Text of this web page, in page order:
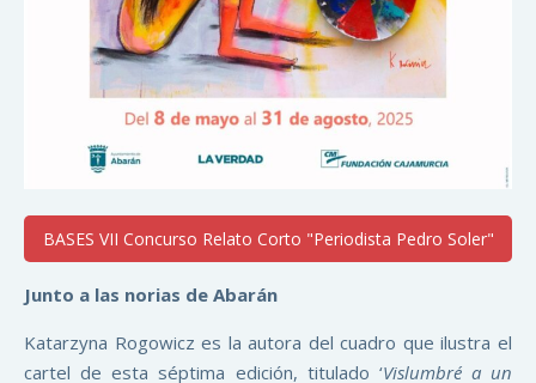
BASES VII Concurso Relato Corto "Periodista Pedro Soler"
Junto a las norias de Abarán
Katarzyna Rogowicz es la autora del cuadro que ilustra el
cartel de esta séptima edición, titulado ‘Vislumbré a un